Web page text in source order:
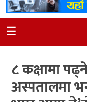
मनोरञ्जन
अन्तर्वार्ता
समाज
☰
८ कक्षामा
अस्पतालमा